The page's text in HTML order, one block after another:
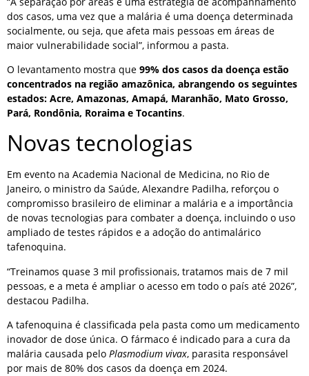
dos casos, uma vez que a malária é uma doença determinada
socialmente, ou seja, que afeta mais pessoas em áreas de
maior vulnerabilidade social”, informou a pasta.
O levantamento mostra que 99% dos casos da doença estão
concentrados na região amazônica, abrangendo os seguintes
estados: Acre, Amazonas, Amapá, Maranhão, Mato Grosso,
Pará, Rondônia, Roraima e Tocantins.
Novas tecnologias
Em evento na Academia Nacional de Medicina, no Rio de
Janeiro, o ministro da Saúde, Alexandre Padilha, reforçou o
compromisso brasileiro de eliminar a malária e a importância
de novas tecnologias para combater a doença, incluindo o uso
ampliado de testes rápidos e a adoção do antimalárico
tafenoquina.
“Treinamos quase 3 mil profissionais, tratamos mais de 7 mil
pessoas, e a meta é ampliar o acesso em todo o país até 2026”,
destacou Padilha.
A tafenoquina é classificada pela pasta como um medicamento
inovador de dose única. O fármaco é indicado para a cura da
malária causada pelo Plasmodium vivax, parasita responsável
por mais de 80% dos casos da doença em 2024.